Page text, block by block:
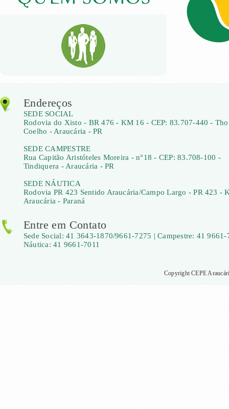
Endereços
SEDE SOCIAL
Rodovia do Xisto - BR 476 - KM 16 - CEP: 83.707-440 -
Coelho - Araucária - PR
SEDE CAMPESTRE
Rua Capitão Aristóteles Moreira - n°18 - CEP: 83.708-100 -
Tindiquera - Araucária - PR
SEDE NÁUTICA
Rodovia PR 423 Sentido Araucária/Campo Largo - PR 423 -
Araucária - Paraná
Entre em Contato
Sede Social: 41 3643-1870/9661-7275 | Campestre: 41 9661-
Náutica: 41 9661-7011
Copyright CEPE